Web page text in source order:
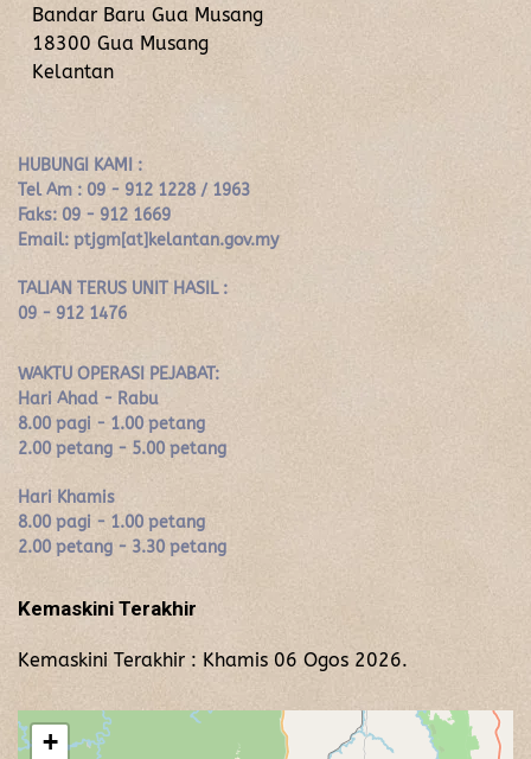
Bandar Baru Gua Musang
18300 Gua Musang
Kelantan
HUBUNGI KAMI :
Tel Am : 09 - 912 1228 / 1963
Faks: 09 - 912 1669
Email: ptjgm[at]kelantan.gov.my
TALIAN TERUS UNIT HASIL :
09 - 912 1476
WAKTU OPERASI PEJABAT:
Hari Ahad - Rabu
8.00 pagi - 1.00 petang
2.00 petang - 5.00 petang
Hari Khamis
8.00 pagi - 1.00 petang
2.00 petang - 3.30 petang
Kemaskini Terakhir
Kemaskini Terakhir : Khamis 06 Ogos 2026.
+